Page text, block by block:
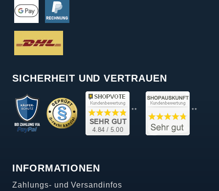
SICHERHEIT UND VERTRAUEN
** **
INFORMATIONEN
Zahlungs- und Versandinfos